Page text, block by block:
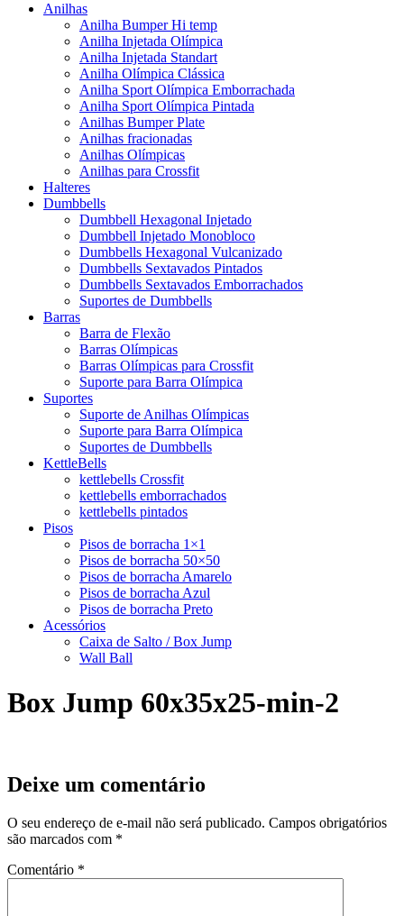
Anilhas
Anilha Bumper Hi temp
Anilha Injetada Olímpica
Anilha Injetada Standart
Anilha Olímpica Clássica
Anilha Sport Olímpica Emborrachada
Anilha Sport Olímpica Pintada
Anilhas Bumper Plate
Anilhas fracionadas
Anilhas Olímpicas
Anilhas para Crossfit
Halteres
Dumbbells
Dumbbell Hexagonal Injetado
Dumbbell Injetado Monobloco
Dumbbells Hexagonal Vulcanizado
Dumbbells Sextavados Pintados
Dumbbells Sextavados Emborrachados
Suportes de Dumbbells
Barras
Barra de Flexão
Barras Olímpicas
Barras Olímpicas para Crossfit
Suporte para Barra Olímpica
Suportes
Suporte de Anilhas Olímpicas
Suporte para Barra Olímpica
Suportes de Dumbbells
KettleBells
kettlebells Crossfit
kettlebells emborrachados
kettlebells pintados
Pisos
Pisos de borracha 1×1
Pisos de borracha 50×50
Pisos de borracha Amarelo
Pisos de borracha Azul
Pisos de borracha Preto
Acessórios
Caixa de Salto / Box Jump
Wall Ball
Box Jump 60x35x25-min-2
Deixe um comentário
O seu endereço de e-mail não será publicado. Campos obrigatórios
são marcados com *
Comentário *